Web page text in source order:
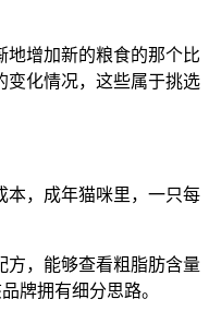
地增加新的粮食的那个比
变化情况，这些属于挑选
本，成年猫咪里，一只每
方，能够查看粗脂肪含量
牌拥有细分思路。